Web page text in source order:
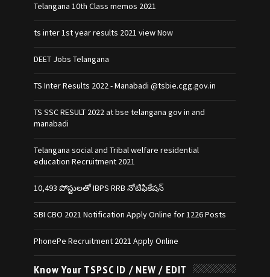
Telangana 10th Class memos 2021
ts inter 1st year results 2021 view Now
DEET Jobs Telangana
TS Inter Results 2022 - Manabadi @tsbie.cgg.gov.in
TS SSC RESULT 2022 at bse telangana gov in and
manabadi
Telangana social and Tribal welfare residential
education Recruitment 2021
10,493 పోస్టులతో IBPS RRB నోటిఫికేషన్‌
SBI CBO 2021 Notification Apply Online for 1226 Posts
PhonePe Recruitment 2021 Apply Online
Know Your TSPSC ID / NEW / EDIT